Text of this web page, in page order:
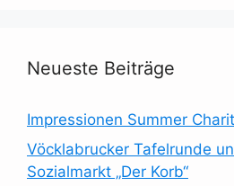
Neueste Beiträge
Impressionen Summer
Vöcklabrucker Tafelrunde
Sozialmarkt „Der Korb“